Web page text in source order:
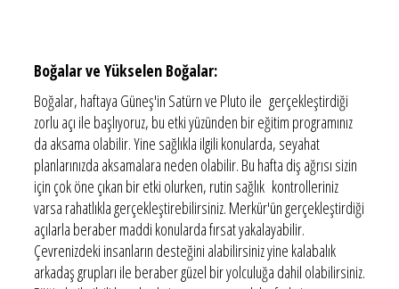
Boğalar ve Yükselen Boğalar:
Boğalar, haftaya Güneş'in Satürn ve Pluto ile gerçekleştirdiği
zorlu açı ile başlıyoruz, bu etki yüzünden bir eğitim programınız
da aksama olabilir. Yine sağlıkla ilgili konularda, seyahat
planlarınızda aksamalara neden olabilir. Bu hafta diş ağrısı sizin
için çok öne çıkan bir etki olurken, rutin sağlık kontrolleriniz
varsa rahatlıkla gerçekleştirebilirsiniz. Merkür'ün gerçekleştirdiği
açılarla beraber maddi konularda fırsat yakalayabilir.
Çevrenizdeki insanların desteğini alabilirsiniz yine kalabalık
arkadaş grupları ile beraber güzel bir yolculuğa dahil olabilirsiniz.